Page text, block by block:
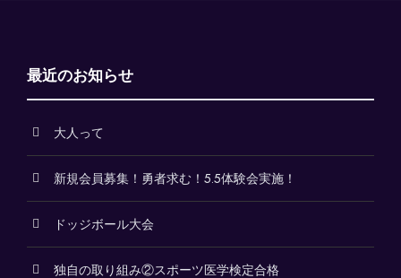
最近のお知らせ
大人って
新規会員募集！勇者求む！5.5体験会実施！
ドッジボール大会
独自の取り組み②スポーツ医学検定合格